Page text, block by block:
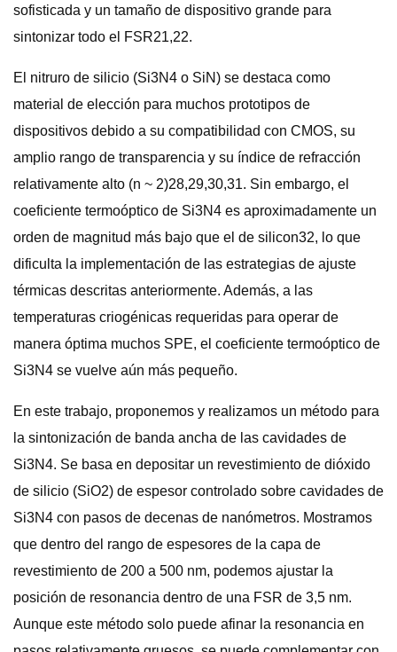
sofisticada y un tamaño de dispositivo grande para
sintonizar todo el FSR21,22.
El nitruro de silicio (Si3N4 o SiN) se destaca como
material de elección para muchos prototipos de
dispositivos debido a su compatibilidad con CMOS, su
amplio rango de transparencia y su índice de refracción
relativamente alto (n ~ 2)28,29,30,31. Sin embargo, el
coeficiente termoóptico de Si3N4 es aproximadamente un
orden de magnitud más bajo que el de silicon32, lo que
dificulta la implementación de las estrategias de ajuste
térmicas descritas anteriormente. Además, a las
temperaturas criogénicas requeridas para operar de
manera óptima muchos SPE, el coeficiente termoóptico de
Si3N4 se vuelve aún más pequeño.
En este trabajo, proponemos y realizamos un método para
la sintonización de banda ancha de las cavidades de
Si3N4. Se basa en depositar un revestimiento de dióxido
de silicio (SiO2) de espesor controlado sobre cavidades de
Si3N4 con pasos de decenas de nanómetros. Mostramos
que dentro del rango de espesores de la capa de
revestimiento de 200 a 500 nm, podemos ajustar la
posición de resonancia dentro de una FSR de 3,5 nm.
Aunque este método solo puede afinar la resonancia en